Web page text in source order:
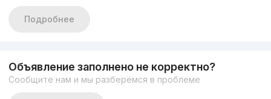
Комнаты все раздельные
Вместе с обстановкой
Подробнее
Объявление заполнено не корректно?
Сообщите нам и мы разберёмся в проблеме